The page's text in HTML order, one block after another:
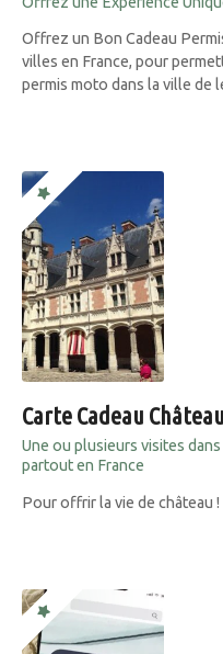
Offrez un Bon Cadeau
villes en France, pour
permis moto dans la ville de
Carte Cadeau
Une ou plusieurs visites
partout en France
Pour offrir la vie de château !